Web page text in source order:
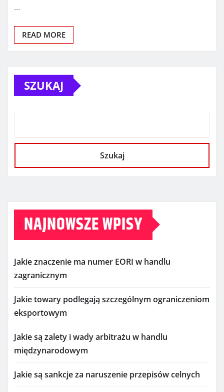
…
READ MORE
SZUKAJ
Szukaj
NAJNOWSZE WPISY
Jakie znaczenie ma numer EORI w handlu
zagranicznym
Jakie towary podlegają szczególnym ograniczeniom
eksportowym
Jakie są zalety i wady arbitrażu w handlu
międzynarodowym
Jakie są sankcje za naruszenie przepisów celnych